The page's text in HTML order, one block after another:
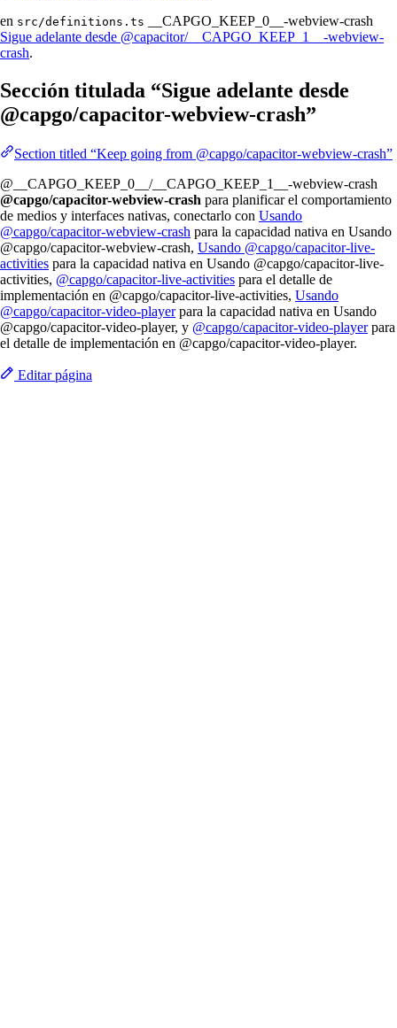
en src/definitions.ts
__CAPGO_KEEP_0__-webview-crash
Sigue adelante desde @capacitor/__CAPGO_KEEP_1__-webview-
crash.
Sección titulada “Sigue adelante desde
@capgo/capacitor-webview-crash”
Section titled “Keep going from @capgo/capacitor-webview-crash”
@__CAPGO_KEEP_0__/__CAPGO_KEEP_1__-webview-crash
@capgo/capacitor-webview-crash para planificar el comportamiento
de medios y interfaces nativas, conectarlo con Usando
@capgo/capacitor-webview-crash para la capacidad nativa en Usando
@capgo/capacitor-webview-crash, Usando @capgo/capacitor-live-
activities para la capacidad nativa en Usando @capgo/capacitor-live-
activities, @capgo/capacitor-live-activities para el detalle de
implementación en @capgo/capacitor-live-activities, Usando
@capgo/capacitor-video-playerpara la capacidad nativa en Usando
@capgo/capacitor-video-player, y @capgo/capacitor-video-playerpara
el detalle de implementación en @capgo/capacitor-video-player.
Editar página